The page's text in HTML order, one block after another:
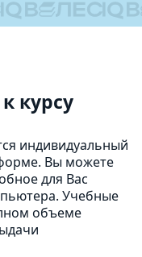
курсу
индивидуальный
Вы можете
для Вас
Учебные
объеме